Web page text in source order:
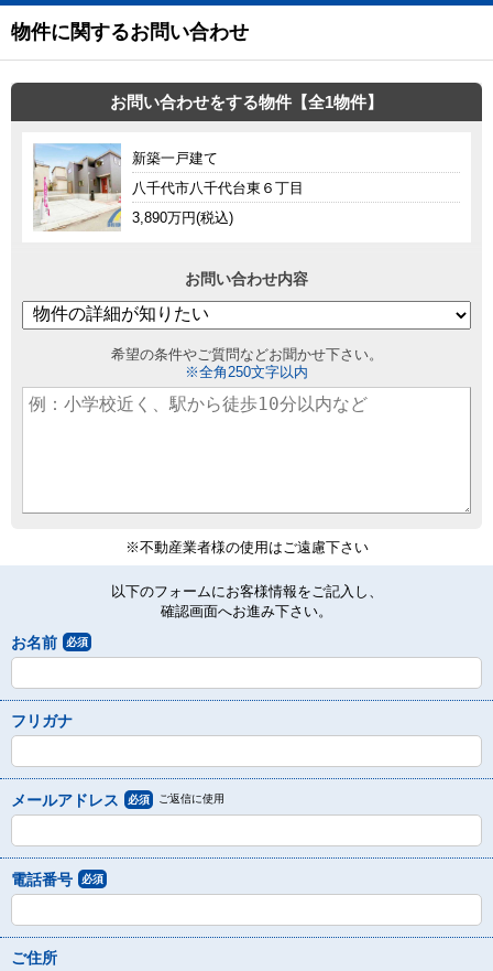
物件に関するお問い合わせ
お問い合わせをする物件【全1物件】
新築一戸建て
八千代市八千代台東６丁目
3,890万円(税込)
お問い合わせ内容
希望の条件やご質問などお聞かせ下さい。
※全角250文字以内
※不動産業者様の使用はご遠慮下さい
以下のフォームにお客様情報をご記入し、
確認画面へお進み下さい。
お名前 必須
フリガナ
メールアドレス 必須 ご返信に使用
電話番号 必須
ご住所